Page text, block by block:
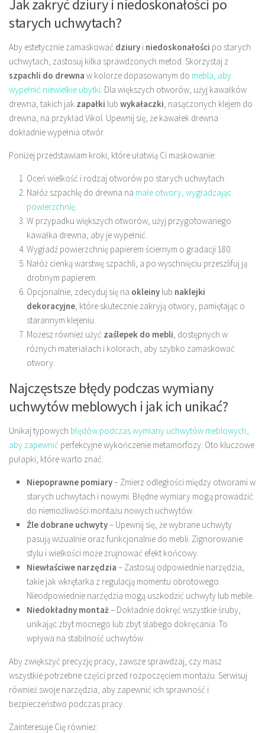
Jak zakryć dziury i niedoskonałości po
starych uchwytach?
Aby estetycznie zamaskować dziury i niedoskonałości po starych
uchwytach, zastosuj kilka sprawdzonych metod. Skorzystaj z
szpachli do drewna w kolorze dopasowanym do mebla, aby
wypełnić niewielkie ubytki . Dla większych otworów, użyj kawałków
drewna, takich jak zapałki lub wykałaczki , nasączonych klejem do
drewna, na przykład Vikol. Upewnij się, że kawałek drewna
dokładnie wypełnia otwór.
Poniżej przedstawiam kroki, które ułatwią Ci maskowanie:
Oceń wielkość i rodzaj otworów po starych uchwytach.
Nałóż szpachlę do drewna na małe otwory, wygładzając
powierzchnię
W przypadku większych otworów, użyj przygotowanego
kawałka drewna, aby je wypełnić.
Wygładź powierzchnię papierem ściernym o gradacji 180.
Nałóż cienką warstwę szpachli, a po wyschnięciu przeszlifuj ją
drobnym papierem.
Opcjonalnie, zdecyduj się na okleiny lub naklejki
dekoracyjne , które skutecznie zakryją otwory, pamiętając o
starannym klejeniu.
Możesz również użyć zaślepek do mebli , dostępnych w
różnych materiałach i kolorach, aby szybko zamaskować
otwory.
Najczęstsze błędy podczas wymiany
uchwytów meblowych i jak ich unikać?
Unikaj typowych błędów podczas wymiany uchwytów meblowych,
aby zapewnić perfekcyjne wykończenie metamorfozy. Oto kluczowe
pułapki, które warto znać:
Niepoprawne pomiary– Zmierz odległości między otworami w
starych uchwytach i nowymi. Błędne wymiary mogą prowadzić
do niemożliwości montażu nowych uchwytów.
Źle dobrane uchwyty– Upewnij się, że wybrane uchwyty
pasują wizualnie oraz funkcjonalnie do mebli. Zignorowanie
stylu i wielkości może zrujnować efekt końcowy.
Niewłaściwe narzędzia – Zastosuj odpowiednie narzędzia,
takie jak wkrętarka z regulacją momentu obrotowego.
Nieodpowiednie narzędzia mogą uszkodzić uchwyty lub meble.
Niedokładny montaż – Dokładnie dokręć wszystkie śruby,
unikając zbyt mocnego lub zbyt słabego dokręcania. To
wpływa na stabilność uchwytów.
Aby zwiększyć precyzję pracy, zawsze sprawdzaj, czy masz
wszystkie potrzebne części przed rozpoczęciem montażu. Serwisuj
również swoje narzędzia, aby zapewnić ich sprawność i
bezpieczeństwo podczas pracy.
Zainteresuje Cię również: